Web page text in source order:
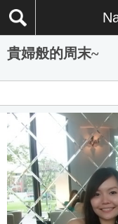
貴婦般的周末~